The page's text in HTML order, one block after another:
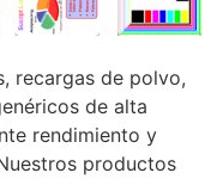
recargas de polvo,
de alta
rendimiento y
productos